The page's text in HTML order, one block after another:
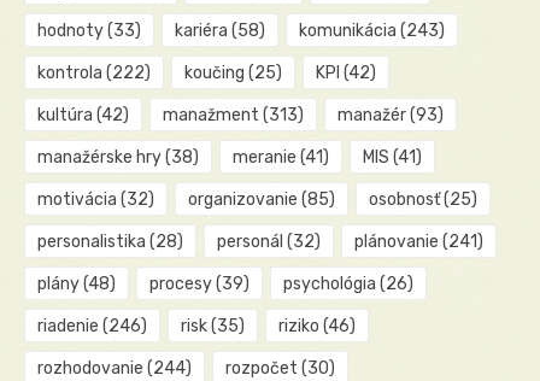
hodnoty(33) kariéra (58) komunikácia (243)
kontrola (222) koučing (25) KPI (42)
kultúra (42) manažment (313) manažér(93)
manažérske hry(38) meranie (41) MIS (41)
motivácia (32) organizovanie (85) osobnosť(25)
personalistika (28) personál (32) plánovanie (241)
plány(48) procesy(39) psychológia (26)
riadenie (246) risk(35) riziko (46)
rozhodovanie (244) rozpočet (30)